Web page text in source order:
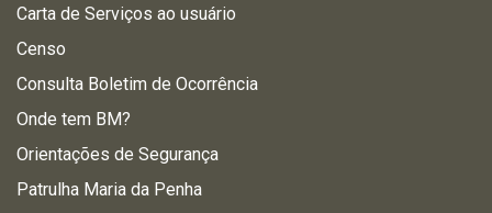
Carta de Serviços ao usuário
Censo
Consulta Boletim de Ocorrência
Onde tem BM?
Orientações de Segurança
Patrulha Maria da Penha